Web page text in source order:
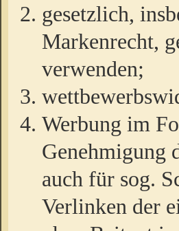
gesetzlich,
Markenrecht,
verwenden;
Werbung im
Genehmigung
auch für sog.
Verlinken der